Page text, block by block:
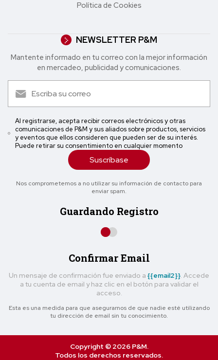
Política de Cookies
NEWSLETTER P&M
Mantente informado en tu correo con la mejor in formación
en mercadeo, publicidad y comunicaciones.
Al registrarse, acepta recibir correos electrónicos y otras
comunicaciones de P&M y sus aliados sobre productos, servicios
y eventos que ellos consideren que pueden ser de su interés.
Puede retirar su consentimiento en cualquier momento
Suscríbase
Nos comprometemos a no utilizar su información de contacto para
enviar spam.
Guardando Registro
Confirmar Email
Un mensaje de confirmación fue enviado a {{email2}}. Accede
a tu cuenta de email y haz clic en el botón para validar el
acceso.
Esta es una medida para que asegurarnos de que nadie esté utilizando
tu dirección de email sin tu conocimiento.
Copyright © 2026 P&M.
Todos los derechos reservados.